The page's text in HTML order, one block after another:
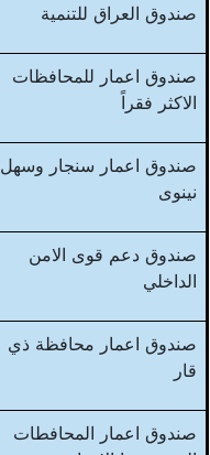
صندوق العراق للتنمية
صندوق اعمار للمحافظات
الاكثر فقراً
صندوق اعمار سنجار وسهل
نينوى
صندوق دعم قوى الامن
الداخلي
صندوق اعمار محافظة ذي
قار
صندوق اعمار المحافطات